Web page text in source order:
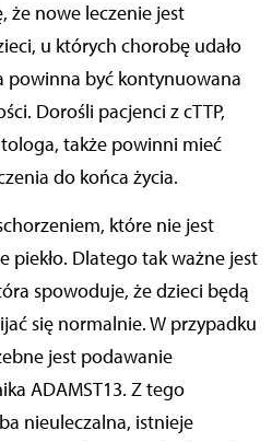
że nowe leczenie jest
u których chorobę udało
powinna być kontynuowana
Dorośli pacjenci z cTTP,
także powinni mieć
do końca życia.
które nie jest
piekło. Dlatego tak ważne jest
spowoduje, że dzieci będą
się normalnie. W przypadku
jest podawanie
ADAMST13. Z tego
nieuleczalna, istnieje